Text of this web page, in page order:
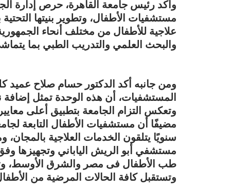
وأكد رئيس جامعة القاهرة، حرص إدارة
مستشفيات الأطفال، وتطوير بنيتها
علاجية للأطفال من مختلف أنحاء
والبحث العلمي والتدريب الطبي بما
ومن جانبه أكد الدكتور حسام صلاح
المستشفيات، أن هذه الوحدة تمثل
وتعكس التزام الجامعة بتطبيق أعلى
مضيفًا أن مستشفيات الأطفال التابعة
سنويًا يتلقون الخدمات العلاجية
مستشفي أبو الريش الياباني وتجهيزها
طب الأطفال فى مصر والشرق الأوسط،
وتستقبل كافة الحالات المرضية من